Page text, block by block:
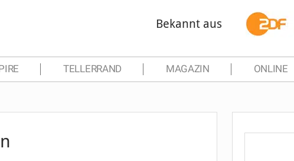
Bekannt aus
TELLERRAND MAGAZIN ONLINE